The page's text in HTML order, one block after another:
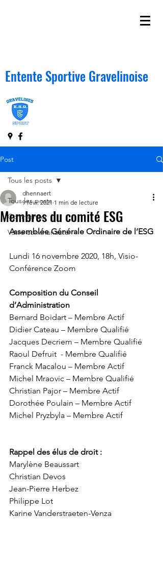
Entente Sportive Gravelinoise
Post
Tous les posts
Commencer
Votre communauté
Tous les posts
Membres du comité ESG
dhennaert
9 févr. 2021 1 min de lecture
Assemblée Générale Ordinaire de l’ESG
Lundi 16 novembre 2020, 18h, Visio-
Conférence Zoom
Composition du Conseil
d’Administration
Bernard Boidart – Membre Actif
Didier Cateau – Membre Qualifié
Jacques Decriem – Membre Qualifié
Raoul Defruit  - Membre Qualifié
Franck Macalou – Membre Actif
Michel Mraovic – Membre Qualifié
Christian Pajor – Membre Actif
Dorothée Poulain – Membre Actif
Michel Pryzbyla – Membre Actif
Rappel des élus de droit :
Marylène Beaussart
Christian Devos
Jean-Pierre Herbez
Philippe Lot
Karine Vanderstraeten-Venza